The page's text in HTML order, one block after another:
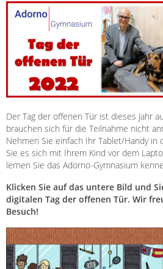
Der Tag der offenen Tür ist dieses Jahr
brauchen sich für die Teilnahme nicht
Nehmen Sie einfach Ihr Tablet/Handy in
Sie es sich mit Ihrem Kind vor dem
lernen Sie das Adorno-Gymnasium
Klicken Sie auf das untere Bild und
digitalen Tag der offenen Tür. Wir
Besuch!